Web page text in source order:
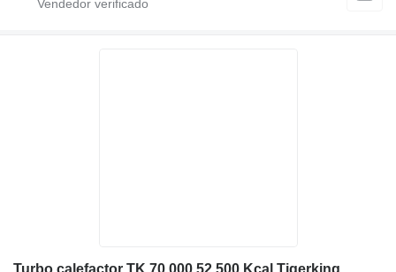
Turbo calefactor TK 70.000 52.500 Kcal Tigerking